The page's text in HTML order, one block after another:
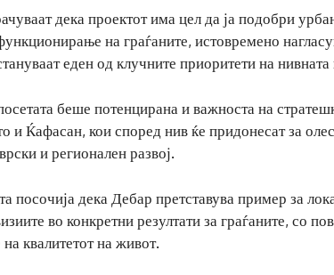
дека проектот има цел да ја подобри
на граѓаните, истовремено
еден од клучните приоритети на нивната
беше потенцирана и важноста на
и Ќафасан, кои според нив ќе придонесат за
и регионален развој.
посочија дека Дебар претставува пример за
во конкретни резултати за граѓаните, со
квалитетот на живот.